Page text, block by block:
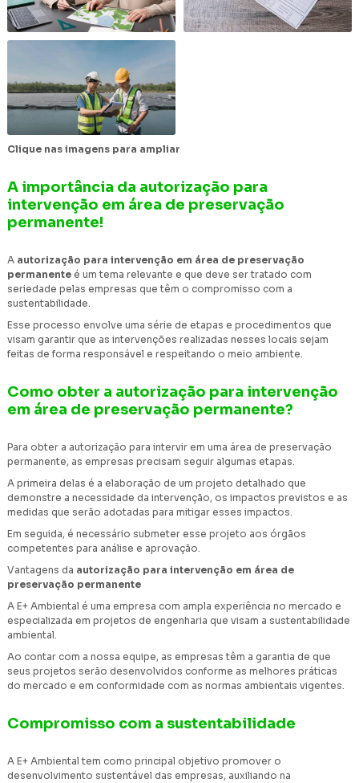
Clique nas imagens para ampliar
A importância da autorização para
intervenção em área de preservação
permanente!
A autorização para intervenção em área de preservação
permanente é um tema relevante e que deve ser tratado com
seriedade pelas empresas que têm o compromisso com a
sustentabilidade.
Esse processo envolve uma série de etapas e procedimentos que
visam garantir que as intervenções realizadas nesses locais sejam
feitas de forma responsável e respeitando o meio ambiente.
Como obter a autorização para intervenção
em área de preservação permanente?
Para obter a autorização para intervir em uma área de preservação
permanente, as empresas precisam seguir algumas etapas.
A primeira delas é a elaboração de um projeto detalhado que
demonstre a necessidade da intervenção, os impactos previstos e as
medidas que serão adotadas para mitigar esses impactos.
Em seguida, é necessário submeter esse projeto aos órgãos
competentes para análise e aprovação.
Vantagens da autorização para intervenção em área de
preservação permanente
A E+ Ambiental é uma empresa com ampla experiência no mercado e
especializada em projetos de engenharia que visam a sustentabilidade
ambiental.
Ao contar com a nossa equipe, as empresas têm a garantia de que
seus projetos serão desenvolvidos conforme as melhores práticas
do mercado e em conformidade com as normas ambientais vigentes.
Compromisso com a sustentabilidade
A E+ Ambiental tem como principal objetivo promover o
desenvolvimento sustentável das empresas, auxiliando na